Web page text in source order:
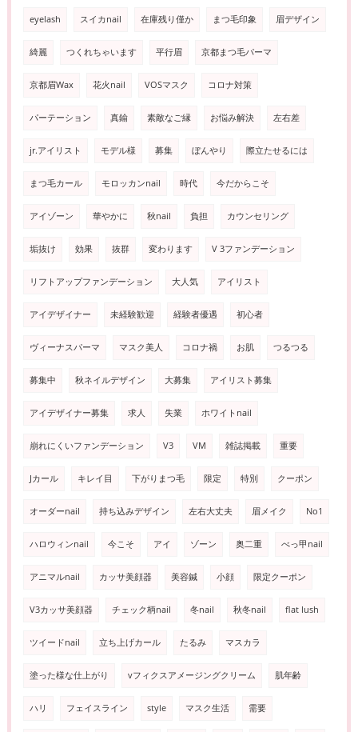
eyelash スイカnail 在庫残り僅か まつ毛印象 眉デザイン
綺麗 つくれちゃいます 平行眉 京都まつ毛パーマ
京都眉Wax 花火nail VOSマスク コロナ対策
パーテーション 真鍮 素敵なご縁 お悩み解決 左右差
jr.アイリスト モデル様 募集 ぼんやり 際立たせるには
まつ毛カール モロッカンnail 時代 今だからこそ
アイゾーン 華やかに 秋nail 負担 カウンセリング
垢抜け 効果 抜群 変わります V 3ファンデーション
リフトアップファンデーション 大人気 アイリスト
アイデザイナー 未経験歓迎 経験者優遇 初心者
ヴィーナスパーマ マスク美人 コロナ禍 お肌 つるつる
募集中 秋ネイルデザイン 大募集 アイリスト募集
アイデザイナー募集 求人 失業 ホワイトnail
崩れにくいファンデーション V3 VM 雑誌掲載 重要
Jカール キレイ目 下がりまつ毛 限定 特別 クーポン
オーダーnail 持ち込みデザイン 左右大丈夫 眉メイク No1
ハロウィンnail 今こそ アイ ゾーン 奥二重 べっ甲nail
アニマルnail カッサ美顔器 美容鍼 小顔 限定クーポン
V3カッサ美顔器 チェック柄nail 冬nail 秋冬nail flat lush
ツイードnail 立ち上げカール たるみ マスカラ
塗った様な仕上がり vフィクスアメージングクリーム 肌年齢
ハリ フェイスライン style マスク生活 需要